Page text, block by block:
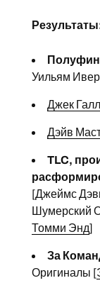
Уильям
Джек
Дэйв
TLC,
[Джеймс
Шумерский
Томми Энд]
За
Оригиналы [